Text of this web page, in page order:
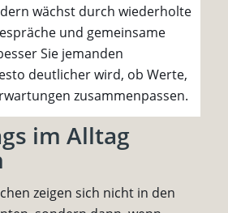
wächst durch wiederholte
und gemeinsame
Sie jemanden
deutlicher wird, ob Werte,
zusammenpassen.
im Alltag
zeigen sich nicht in den